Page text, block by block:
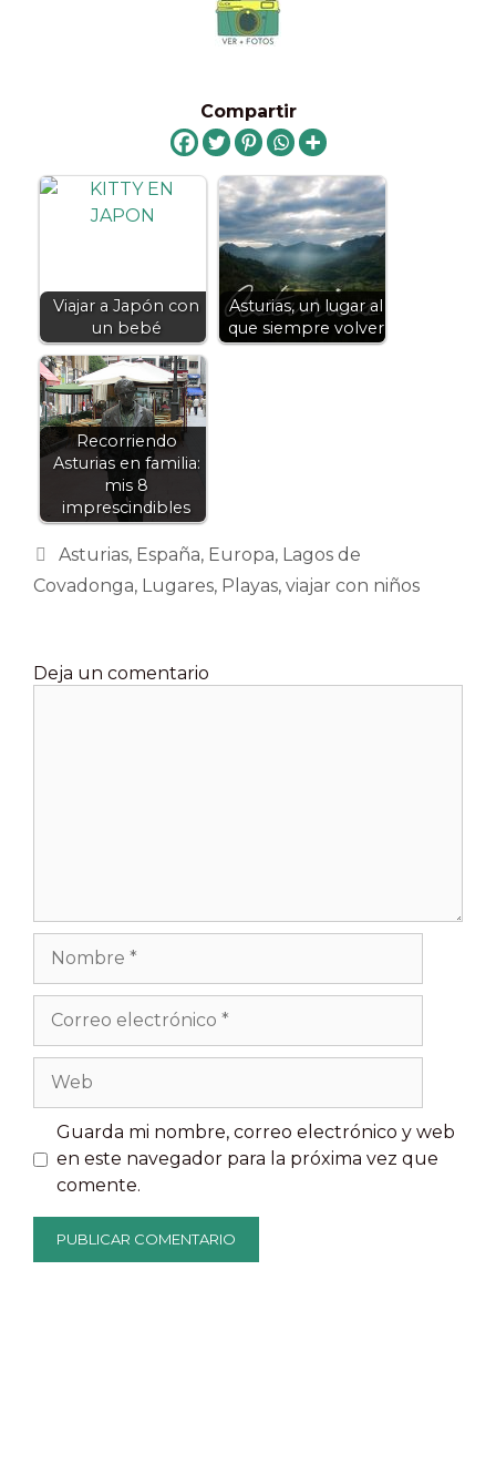
Compartir
Viajar a Japón con
un bebé
Asturias, un lugar al
que siempre volver
Recorriendo
Asturias en familia:
mis 8
imprescindibles
Categorías
Asturias, España, Europa, Lagos de
Covadonga, Lugares, Playas, viajar con niños
Deja un comentario
Nombre
electrónico
Guarda mi nombre, correo electrónico y web
en este navegador para la próxima vez que
comente.